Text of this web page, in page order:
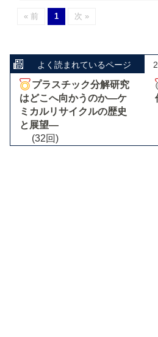
« 前 1 次 »
よく読まれているページ
プラスチック分解研究
はどこへ向かうのか―ケ
ミカルリサイクルの歴史
と展望―
(32回)